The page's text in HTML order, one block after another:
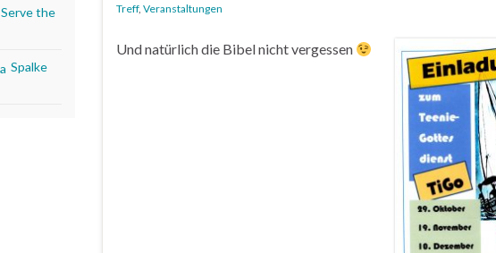
Treff, Veranstaltungen
Und natürlich die Bibel nicht vergessen
Serve the
Spalke